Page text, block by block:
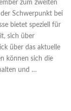
zum zweiten
Schwerpunkt bei
bietet speziell für
sich über
über das aktuelle
können sich die
und …